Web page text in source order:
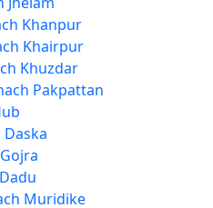
Khanpur
Khairpur
Khuzdar
Pakpattan
Muridike